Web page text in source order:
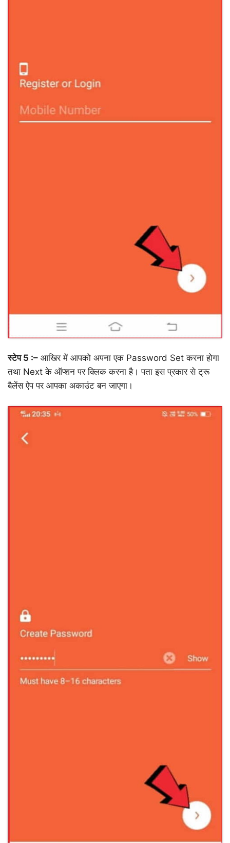
स्टेप 5 :– आखिर में आपको अपना एक Password Set करना होगा
तथा Next के ऑप्शन पर क्लिक करना है। पता इस प्रकार से ट्रू
बैलेंस ऐप पर आपका अकाउंट बन जाएगा।